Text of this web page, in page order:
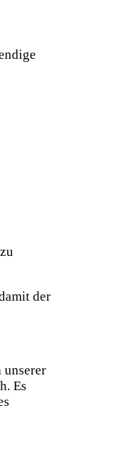
der
unserer
Es